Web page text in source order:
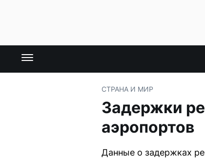
СТРАНА И МИР
Задержки
аэропортов
Данные о задержках